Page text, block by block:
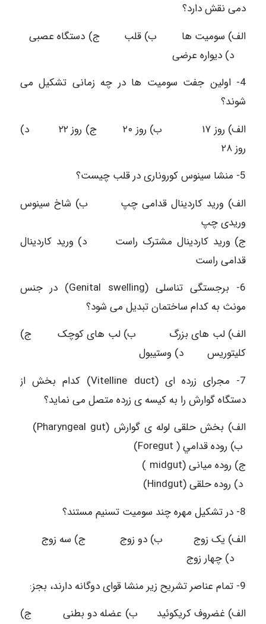
دمی نقش دارد؟
الف) سومیت ها ب) قلب ج) دستگاه عصبی
د) دیواره عرضی
4- اولین جفت سومیت ها در چه زمانی تشکیل می
شوند؟
الف) روز ۱۷ ب) روز ۲۰ ج) روز ۲۲ د)
روز ۲۸
5- منشا سینوس كوروناری در قلب چیست؟
الف) ورید کاردینال قدامی چپ ب) شاخ سینوس
وریدی چپ
ج) ورید کاردینال مشترک راست د) ورید کاردینال
قدامی راست
6- برجستگی تناسلی (Genital swelling) در جنس
مونث به کدام ساختمان تبدیل می شود؟
الف) لب های بزرگ ب) لب های کوچک ج)
کلیتوریس د) وستیبول
7- مجرای زرده ای (Vitelline duct) کدام بخش از
دستگاه گوارش را به کیسه ی زرده متصل می نماید؟
الف) بخش حلقی لوله ی گوارش (Pharyngeal gut)
ب) روده قدامي ( Foregut)
ج) روده میانی (midgut )
د) روده حلقی (Hindgut)
8- در تشکیل مهره چند سومیت تسنیم مستند؟
الف) یک زوج ب) دو زوج ج) سه زوج
د) چهار زوج
9- تمام عناصر تشريح زیر منشا قوای دوگانه دارند، بجز:
الف) غضروف کریکوئید ب) عضله دو بطنی ج)